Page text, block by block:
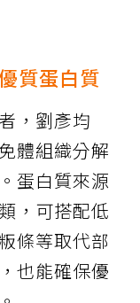
質蛋白質
，劉彥均
體組織分解
蛋白質來源
，可搭配低
條等取代部
也能確保優